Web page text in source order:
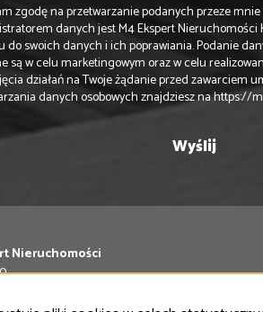
zgodę na przetwarzanie podanych przeze
danych jest M4 Ekspert Nieruchomości
do swoich danych i ich poprawiania. Podanie
są w celu marketingowym oraz w celu
działań na Twoje żądanie przed zawarciem
danych osobowych znajdziesz nahttps://
Nieruchomości
974